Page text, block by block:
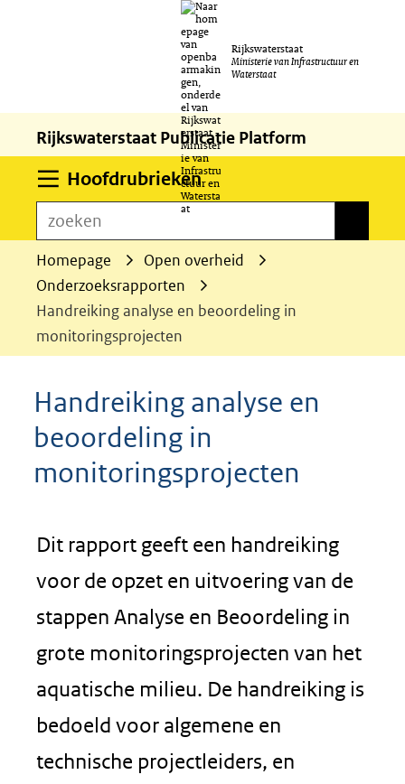
naar
de
inhoud
Rijkswaterstaat
Ministerie van Infrastructuur en
Waterstaat
Rijkswaterstaat Publicatie Platform
HoofdrubriekenUitklappen
zoeken
Homepage
Open overheid
Onderzoeksrapporten
Handreiking analyse en beoordeling in
monitoringsprojecten
Handreiking analyse en
beoordeling in
monitoringsprojecten
Dit rapport geeft een handreiking
voor de opzet en uitvoering van de
stappen Analyse en Beoordeling in
grote monitoringsprojecten van het
aquatische milieu. De handreiking is
bedoeld voor algemene en
technische projectleiders, en